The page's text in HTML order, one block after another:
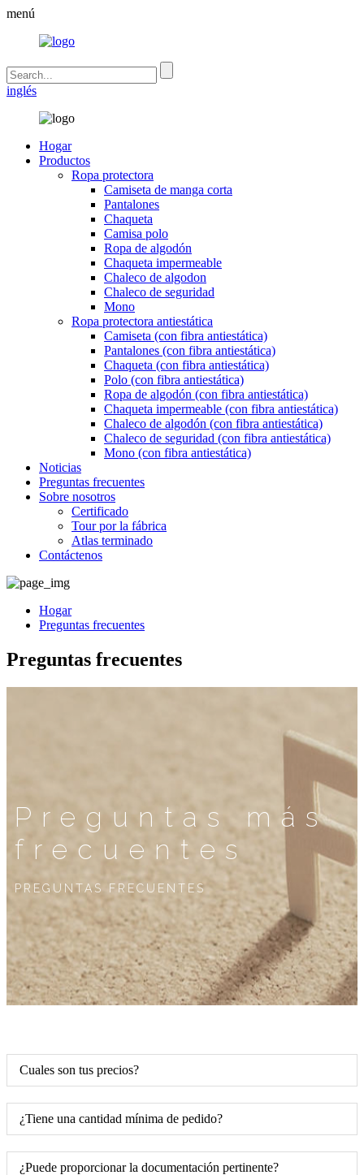
menú
inglés
Hogar
Productos
Ropa protectora
Camiseta de manga corta
Pantalones
Chaqueta
Camisa polo
Ropa de algodón
Chaqueta impermeable
Chaleco de algodon
Chaleco de seguridad
Mono
Ropa protectora antiestática
Camiseta (con fibra antiestática)
Pantalones (con fibra antiestática)
Chaqueta (con fibra antiestática)
Polo (con fibra antiestática)
Ropa de algodón (con fibra antiestática)
Chaqueta impermeable (con fibra antiestática)
Chaleco de algodón (con fibra antiestática)
Chaleco de seguridad (con fibra antiestática)
Mono (con fibra antiestática)
Noticias
Preguntas frecuentes
Sobre nosotros
Certificado
Tour por la fábrica
Atlas terminado
Contáctenos
Hogar
Preguntas frecuentes
Preguntas frecuentes
Preguntas más
frecuentes
PREGUNTAS FRECUENTES
Cuales son tus precios?
¿Tiene una cantidad mínima de pedido?
¿Puede proporcionar la documentación pertinente?